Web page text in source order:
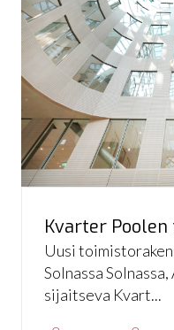
Kvarter
Uusi
Solnassa
sijaitseva Kvart...